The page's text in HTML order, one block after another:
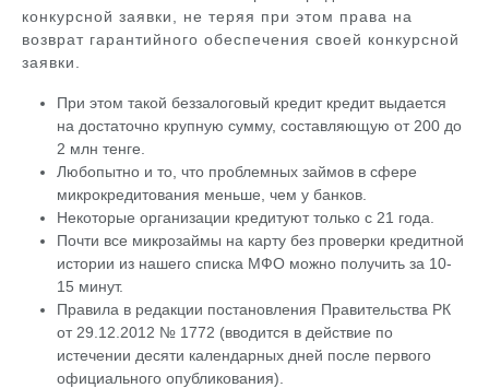
конкурсной заявки, не теряя при этом права на
возврат гарантийного обеспечения своей конкурсной
заявки.
При этом такой беззалоговый кредит кредит выдается
на достаточно крупную сумму, составляющую от 200 до
2 млн тенге.
Любопытно и то, что проблемных займов в сфере
микрокредитования меньше, чем у банков.
Некоторые организации кредитуют только с 21 года.
Почти все микрозаймы на карту без проверки кредитной
истории из нашего списка МФО можно получить за 10-
15 минут.
Правила в редакции постановления Правительства РК
от 29.12.2012 № 1772 (вводится в действие по
истечении десяти календарных дней после первого
официального опубликования).